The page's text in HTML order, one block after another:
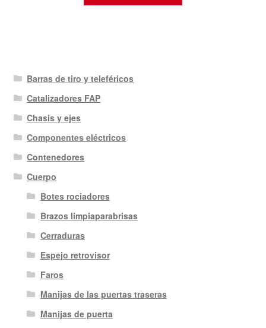
Barras de tiro y teleféricos
Catalizadores FAP
Chasis y ejes
Componentes eléctricos
Contenedores
Cuerpo
Botes rociadores
Brazos limpiaparabrisas
Cerraduras
Espejo retrovisor
Faros
Manijas de las puertas traseras
Manijas de puerta